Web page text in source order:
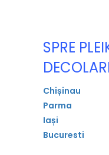
SPRE
Chișinau
Parma
Iași
Bucuresti